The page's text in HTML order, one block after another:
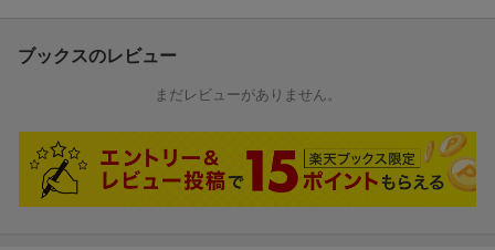
ブックスのレビュー
まだレビューがありません。